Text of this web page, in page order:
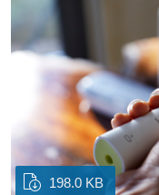
198.0 KB